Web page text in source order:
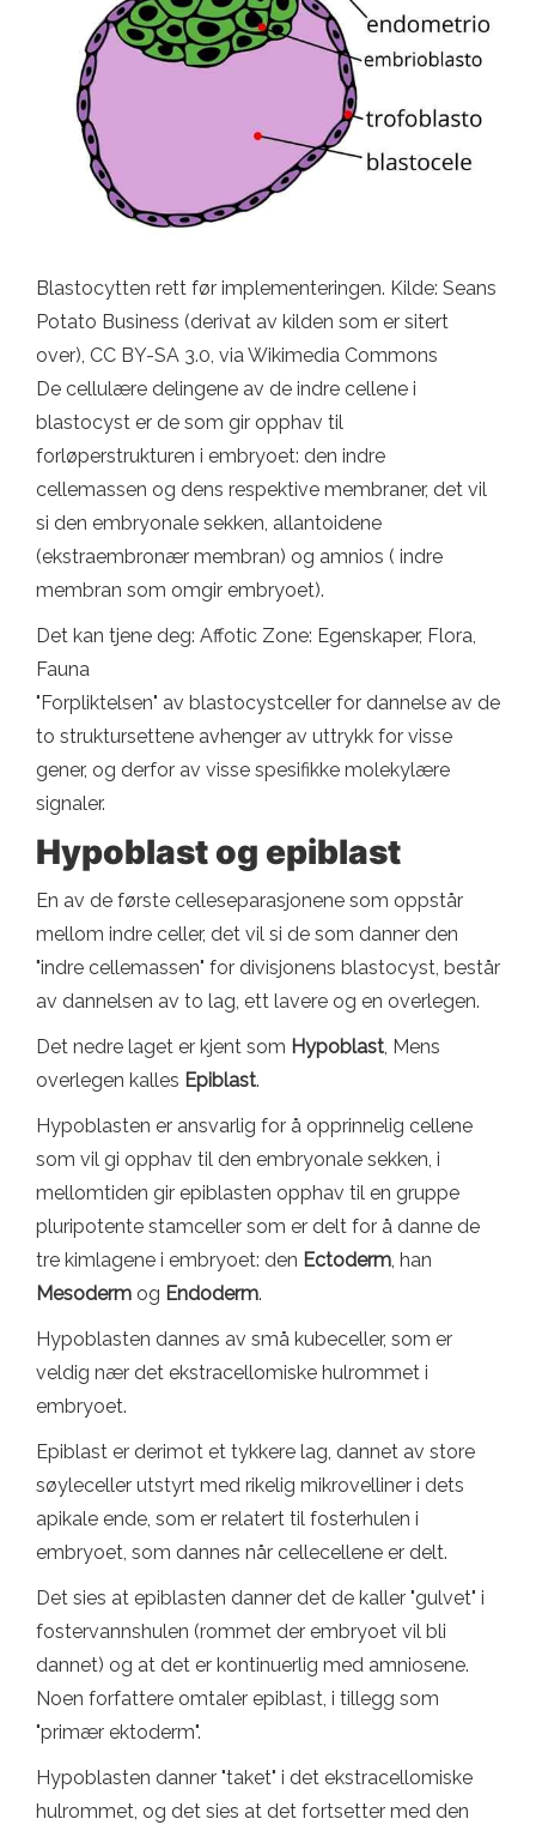
Blastocytten rett før implementeringen. Kilde: Seans
Potato Business (derivat av kilden som er sitert
over), CC BY-SA 3.0, via Wikimedia Commons
De cellulære delingene av de indre cellene i
blastocyst er de som gir opphav til
forløperstrukturen i embryoet: den indre
cellemassen og dens respektive membraner, det vil
si den embryonale sekken, allantoidene
(ekstraembronær membran) og amnios ( indre
membran som omgir embryoet).
Det kan tjene deg: Affotic Zone: Egenskaper, Flora,
Fauna
"Forpliktelsen" av blastocystceller for dannelse av de
to struktursettene avhenger av uttrykk for visse
gener, og derfor av visse spesifikke molekylære
signaler.
Hypoblast og epiblast
En av de første celleseparasjonene som oppstår
mellom indre celler, det vil si de som danner den
"indre cellemassen" for divisjonens blastocyst, består
av dannelsen av to lag, ett lavere og en overlegen.
Det nedre laget er kjent som Hypoblast, Mens
overlegen kalles Epiblast.
Hypoblasten er ansvarlig for å opprinnelig cellene
som vil gi opphav til den embryonale sekken, i
mellomtiden gir epiblasten opphav til en gruppe
pluripotente stamceller som er delt for å danne de
tre kimlagene i embryoet: den Ectoderm, han
Mesoderm og Endoderm.
Hypoblasten dannes av små kubeceller, som er
veldig nær det ekstracellomiske hulrommet i
embryoet.
Epiblast er derimot et tykkere lag, dannet av store
søyleceller utstyrt med rikelig mikrovelliner i dets
apikale ende, som er relatert til fosterhulen i
embryoet, som dannes når cellecellene er delt.
Det sies at epiblasten danner det de kaller "gulvet" i
fostervannshulen (rommet der embryoet vil bli
dannet) og at det er kontinuerlig med amniosene.
Noen forfattere omtaler epiblast, i tillegg som
"primær ektoderm".
Hypoblasten danner "taket" i det ekstracellomiske
hulrommet, og det sies at det fortsetter med den